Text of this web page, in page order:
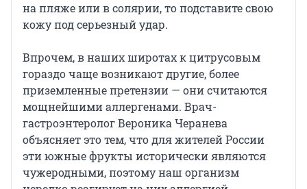
на пляже или в солярии, то подставите свою
кожу под серьезный удар.
Впрочем, в наших широтах к цитрусовым
гораздо чаще возникают другие, более
приземленные претензии — они считаются
мощнейшими аллергенами. Врач-
гастроэнтеролог Вероника Черанева
объясняет это тем, что для жителей России
эти южные фрукты исторически являются
чужеродными, поэтому наш организм